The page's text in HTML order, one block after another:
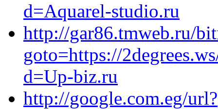
d=Aquarel-studio.ru
http://gar86.tmweb.ru/
goto=https://
d=Up-biz.ru
http://google.com.eg/url?